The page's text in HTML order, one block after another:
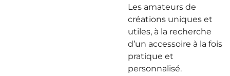
Les amateurs de
créations uniques et
utiles, à la recherche
d’un accessoire à la fois
pratique et
personnalisé.